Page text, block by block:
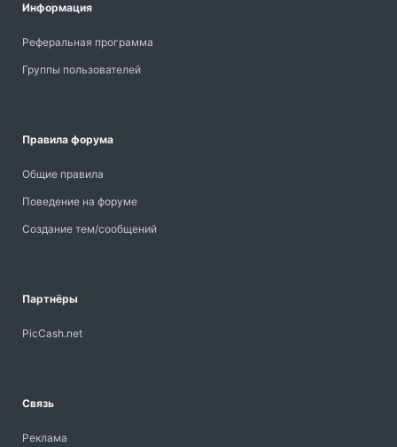
Информация
Реферальная программа
Группы пользователей
Правила форума
Общие правила
Поведение на форуме
Создание тем/сообщений
Партнёры
PicCash.net
Связь
Реклама